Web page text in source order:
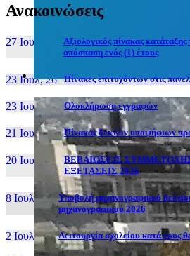
Ανακοινώσεις
27 Ιουν, 26
Αξιολογικός πίνακας
απόσπαση ενός (1) έτους
23 Ιουλ, 26 Πίνακες επιτυχόντων στις
23 Ιουλ, 26 Ολοκλήρωση εγγραφών
21 Ιουλ, 26 Πίνακας δεκτών υποψήφιων
20 Ιουλ, 26
ΒΕΒΑΙΩΣΕΙΣ
ΕΞΕΤΑΣΕΙΣ 2026
8 Ιουλ, 26
Υποβολή μηχανογραφικού
μηχανογραφικού 2026
2 Ιουλ, 26 Λειτουργία σχολείου κατά τους